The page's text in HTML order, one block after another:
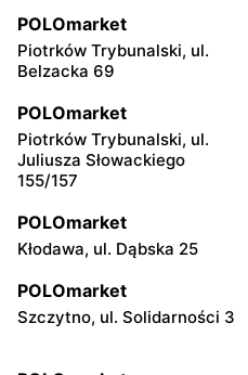
POLOmarket
Piotrków Trybunalski, ul.
Belzacka 69
POLOmarket
Piotrków Trybunalski, ul.
Juliusza Słowackiego
155/157
POLOmarket
Kłodawa, ul. Dąbska 25
POLOmarket
Szczytno, ul. Solidarności 3